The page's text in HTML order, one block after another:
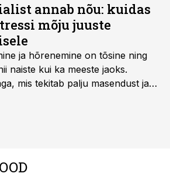
annab nõu: kuidas
mõju juuste
ja hõrenemine on tõsine ning
naiste kui ka meeste jaoks.
mis tekitab palju masendust ja